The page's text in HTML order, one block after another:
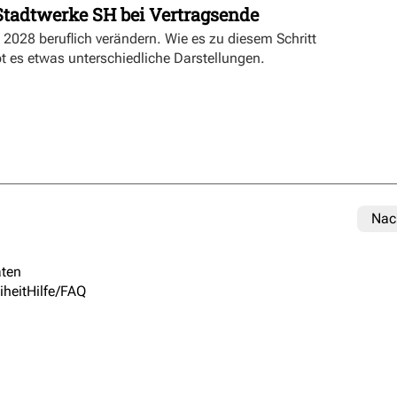
SH bei Vertragsende
beruflich verändern. Wie es zu diesem Schritt
es etwas unterschiedliche Darstellungen.
Hilfe/FAQ